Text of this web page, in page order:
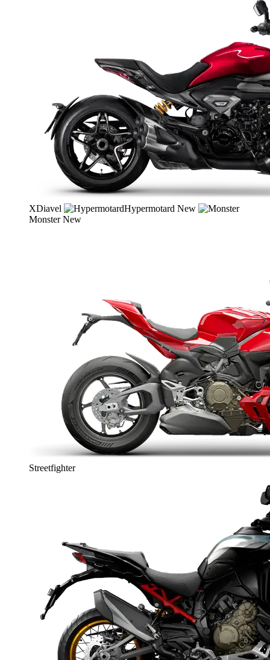
XDiavel Hypermotard New
MonsterNew
Streetfighter